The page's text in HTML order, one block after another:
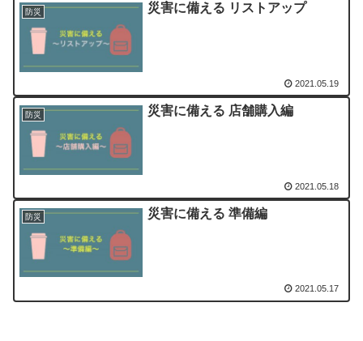
防災 災害に備える リストアップ
2021.05.19
防災 災害に備える 店舗購入編
2021.05.18
防災 災害に備える 準備編
2021.05.17